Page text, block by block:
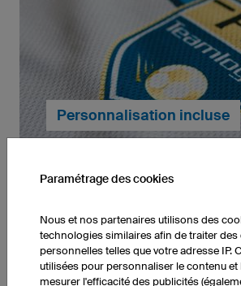
Vous pouvez commander chaque
dans n'importe quelle quantité, il
minimum de commande.En
Personnalisation incluse
Nos tarifs incluent la
votre design à vos couleurs et
vos logos, textes, motifs et sponsors.
Paramétrage des cookies
Nous et nos partenaires utilisons des
technologies similaires afin de traiter des
personnelles telles que votre adresse IP.
utilisées pour personnaliser le contenu et
mesurer l'efficacité des publicités